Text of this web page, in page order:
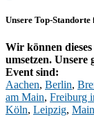
Unsere Top-
Wir können
umsetzen. Unsere
Event sind:
Aachen, Berlin,
am Main, Freiburg
Köln, Leipzig,